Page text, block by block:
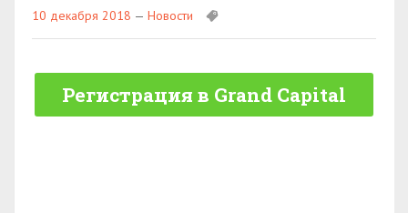
10 декабря 2018 — Новости
Регистрация в Grand Capital